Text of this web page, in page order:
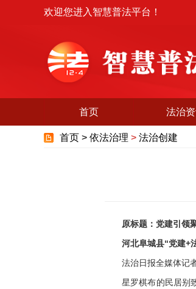
欢迎您进入智慧普法平台！
首页 法治
首页 > 依法治理 > 法治创建
原标题：党建引领
河北阜城县“党建+
法治日报全媒体记
星罗棋布的民居别致